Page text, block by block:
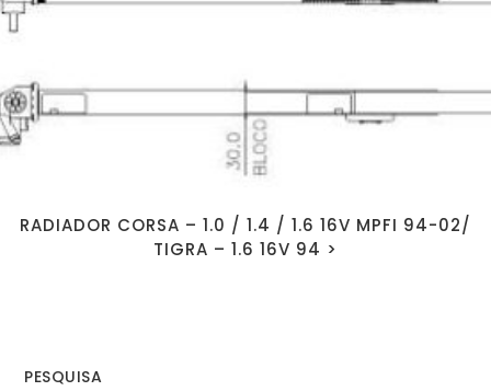
RADIADOR CORSA – 1.0 / 1.4 / 1.6 16V MPFI 94-02/
TIGRA – 1.6 16V 94 >
PESQUISA